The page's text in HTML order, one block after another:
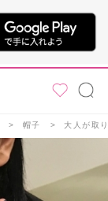
帽子 大人が取